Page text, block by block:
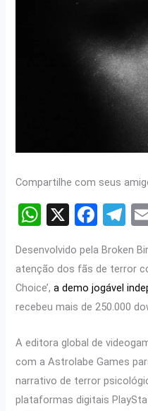
Compartilhe com seus
W
at
s
A
p
X
F
ce
b
o
k
T
e
gr
a
Desenvolvido pela Broken
atenção dos fãs de terror
Choice’,a demo jogável
recebeu mais de 250.000
A editora global de
com a Astrolabe Games
narrativo de terror
plataformas digitais